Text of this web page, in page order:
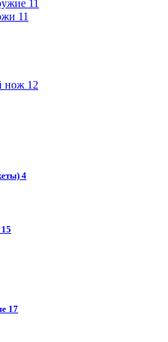
11
11
нож 12
4
15
17